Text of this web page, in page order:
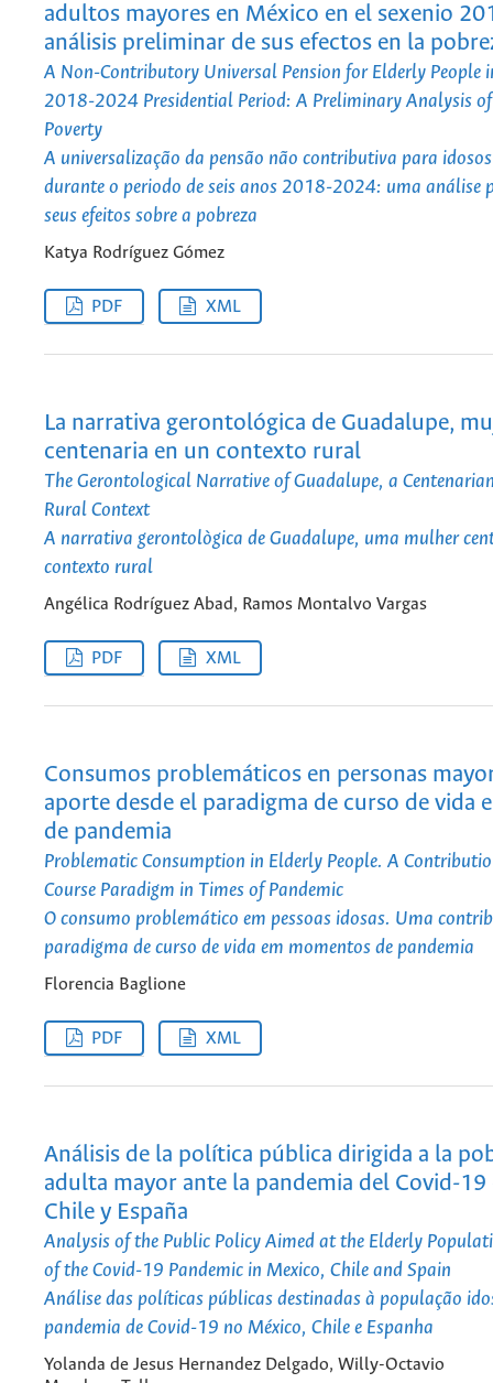
adultos mayores en México en el sexenio
análisis preliminar de sus efectos en la
A Non-Contributory Universal Pension for Elderly People
2018-2024 Presidential Period: A Preliminary Analysis
Poverty
A universalização da pensão não contributiva para
durante o periodo de seis anos 2018-2024: uma análise
seus efeitos sobre a pobreza
Katya Rodríguez Gómez
PDF XML
La narrativa gerontológica de Guadalupe,
centenaria en un contexto rural
The Gerontological Narrative of Guadalupe, a
Rural Context
A narrativa gerontològica de Guadalupe, uma mulher
contexto rural
Angélica Rodríguez Abad, Ramos Montalvo Vargas
PDF XML
Consumos problemáticos en personas
aporte desde el paradigma de curso de vida
de pandemia
Problematic Consumption in Elderly People. A
Course Paradigm in Times of Pandemic
O consumo problemático em pessoas idosas. Uma
paradigma de curso de vida em momentos de pandemia
Florencia Baglione
PDF XML
Análisis de la política pública dirigida a la
adulta mayor ante la pandemia del Covid-19
Chile y España
Analysis of the Public Policy Aimed at the Elderly
of the Covid-19 Pandemic in Mexico, Chile and Spain
Análise das políticas públicas destinadas à população
pandemia de Covid-19 no México, Chile e Espanha
Yolanda de Jesus Hernandez Delgado, Willy-Octavio